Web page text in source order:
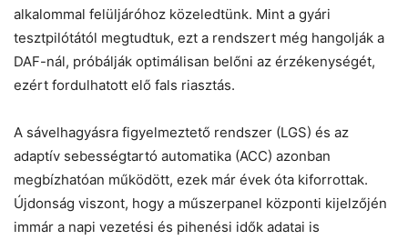
alkalommal felüljáróhoz közeledtünk. Mint a gyári
tesztpilótától megtudtuk, ezt a rendszert még hangolják a
DAF-nál, próbálják optimálisan belőni az érzékenységét,
ezért fordulhatott elő fals riasztás.
A sávelhagyásra figyelmeztető rendszer (LGS) és az
adaptív sebességtartó automatika (ACC) azonban
megbízhatóan működött, ezek már évek óta kiforrottak.
Újdonság viszont, hogy a műszerpanel központi kijelzőjén
immár a napi vezetési és pihenési idők adatai is